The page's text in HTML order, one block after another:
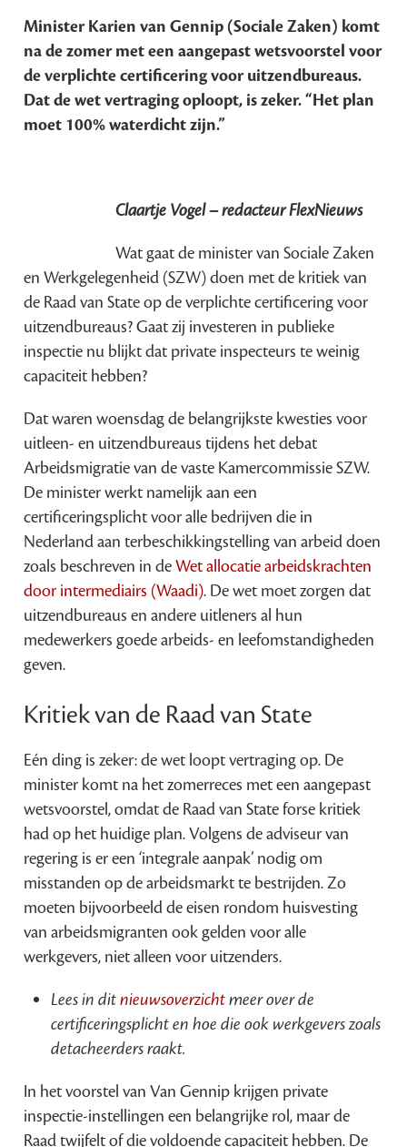
Minister Karien van Gennip (Sociale Zaken) komt
na de zomer met een aangepast wetsvoorstel voor
de verplichte certificering voor uitzendbureaus.
Dat de wet vertraging oploopt, is zeker. “Het plan
moet 100% waterdicht zijn.”
Claartje Vogel – redacteur FlexNieuws
Wat gaat de minister van Sociale Zaken
en Werkgelegenheid (SZW) doen met de kritiek van
de Raad van State op de verplichte certificering voor
uitzendbureaus? Gaat zij investeren in publieke
inspectie nu blijkt dat private inspecteurs te weinig
capaciteit hebben?
Dat waren woensdag de belangrijkste kwesties voor
uitleen- en uitzendbureaus tijdens het debat
Arbeidsmigratie van de vaste Kamercommissie SZW.
De minister werkt namelijk aan een
certificeringsplicht voor alle bedrijven die in
Nederland aan terbeschikkingstelling van arbeid doen
zoals beschreven in deWet allocatie arbeidskrachten
door intermediairs (Waadi). De wet moet zorgen dat
uitzendbureaus en andere uitleners al hun
medewerkers goede arbeids- en leefomstandigheden
geven.
Kritiek van de Raad van State
Eén ding is zeker: de wet loopt vertraging op. De
minister komt na het zomerreces met een aangepast
wetsvoorstel, omdat de Raad van State forse kritiek
had op het huidige plan. Volgens de adviseur van
regering is er een ‘integrale aanpak’ nodig om
misstanden op de arbeidsmarkt te bestrijden. Zo
moeten bijvoorbeeld de eisen rondom huisvesting
van arbeidsmigranten ook gelden voor alle
werkgevers, niet alleen voor uitzenders.
Lees in ditnieuwsoverzichtmeer over de
certificeringsplicht en hoe die ook werkgevers zoals
detacheerders raakt.
In het voorstel van Van Gennip krijgen private
inspectie-instellingen een belangrijke rol, maar de
Raad twijfelt of die voldoende capaciteit hebben. De